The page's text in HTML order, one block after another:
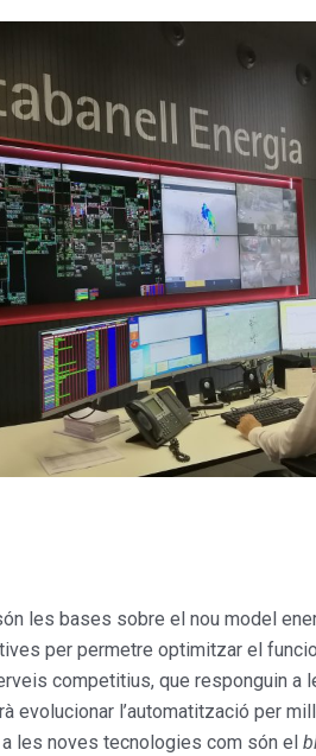
les bases sobre el nou model
per permetre optimitzar el
competitius, que responguin
l’automatització per
les noves tecnologies com són el